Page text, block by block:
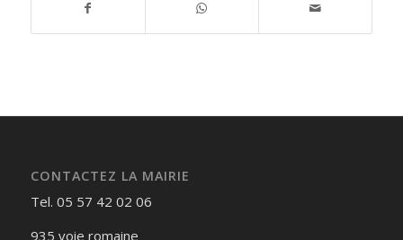
CONTACTEZ LA MAIRIE
Tel. 05 57 42 02 06
935 voie romaine